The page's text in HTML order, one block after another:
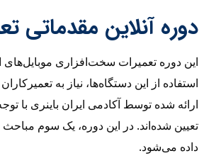
دوره آنلاین مقدماتی
این دوره تعمیرات سخت‌افزاری
استفاده از این دستگاه‌ها، نیاز به
ارائه شده توسط آکادمی ایران باینری با
تعیین شده‌اند. در این دوره، یک سوم
داده می‌شود.